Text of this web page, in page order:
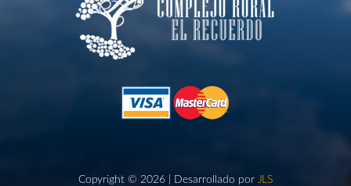
Copyright © 2026 | Desarrollado por JLS